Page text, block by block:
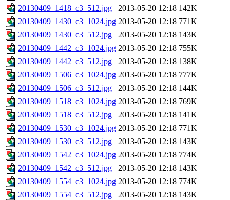
20130409_1418_c3_512.jpg
2013-05-20 12:18 142K
20130409_1430_c3_1024.jpg 2013-05-20 12:18 771K
20130409_1430_c3_512.jpg
2013-05-20 12:18 143K
20130409_1442_c3_1024.jpg 2013-05-20 12:18 755K
20130409_1442_c3_512.jpg
2013-05-20 12:18 138K
20130409_1506_c3_1024.jpg 2013-05-20 12:18 777K
20130409_1506_c3_512.jpg
2013-05-20 12:18 144K
20130409_1518_c3_1024.jpg 2013-05-20 12:18 769K
20130409_1518_c3_512.jpg
2013-05-20 12:18 141K
20130409_1530_c3_1024.jpg 2013-05-20 12:18 771K
20130409_1530_c3_512.jpg
2013-05-20 12:18 143K
20130409_1542_c3_1024.jpg 2013-05-20 12:18 774K
20130409_1542_c3_512.jpg
2013-05-20 12:18 143K
20130409_1554_c3_1024.jpg 2013-05-20 12:18 774K
20130409_1554_c3_512.jpg
2013-05-20 12:18 143K